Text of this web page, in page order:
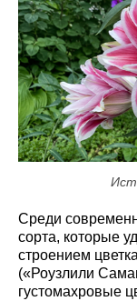
Среди
сорта, которые
строением
(«Роузлили
густомахровые